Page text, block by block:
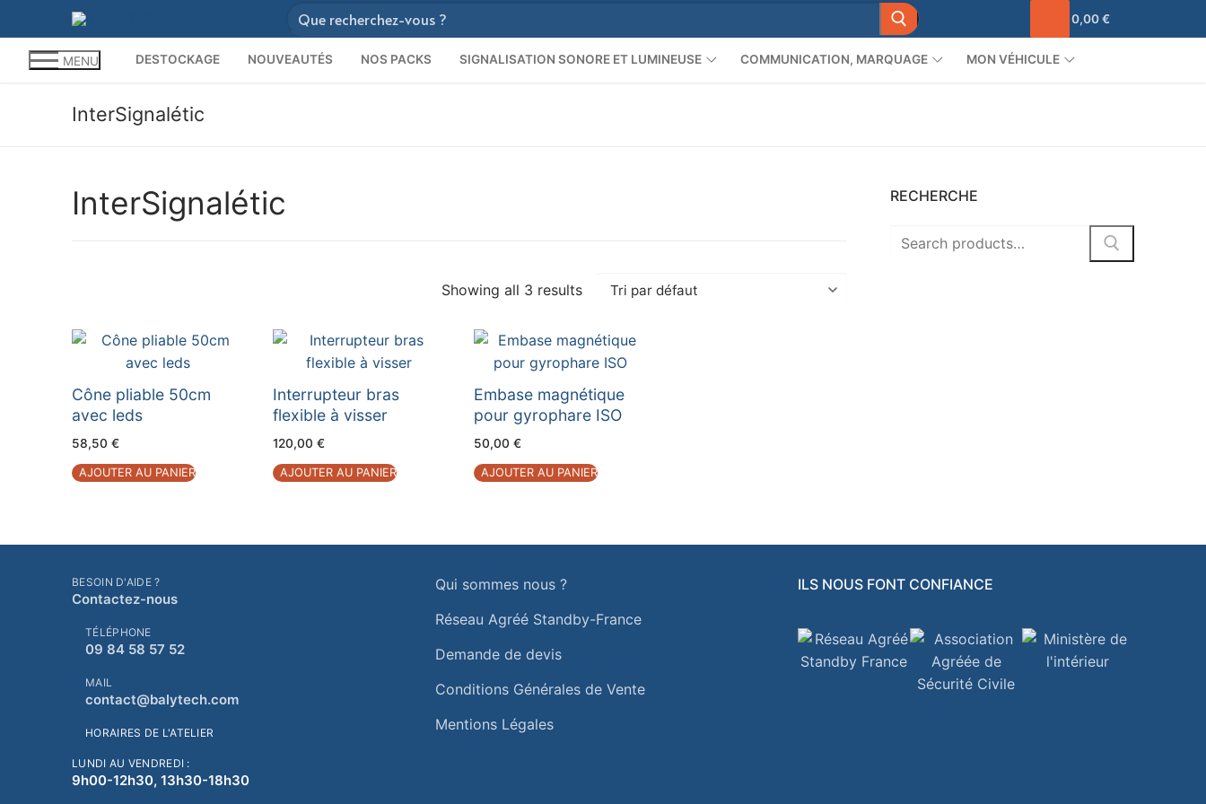
contenu
Rechercher
:
0,00€
MENU DESTOCKAGE NOUVEAUTÉS NOS PACKS SIGNALISATION SONORE ET LUMINEUSE COMMUNICATION, MARQUAGE MON VÉHICULE
InterSignalétic
InterSignalétic
Showing all 3 results
Cône pliable 50cm
avec leds
58,50 €
AJOUTER AU PANIER
Interrupteur bras
flexible à visser
120,00 €
AJOUTER AU PANIER
Embase magnétique
pour gyrophare ISO
50,00 €
AJOUTER AU PANIER
RECHERCHE
Search
BESOIN D'AIDE ?
Contactez-nous
TÉLÉPHONE
09 84 58 57 52
MAIL
contact@balytech.com
HORAIRES DE L'ATELIER
LUNDI AU VENDREDI :
9h00-12h30, 13h30-18h30
Qui sommes nous ?
Réseau Agréé Standby-France
Demande de devis
Conditions Générales de Vente
Mentions Légales
ILS NOUS FONT CONFIANCE